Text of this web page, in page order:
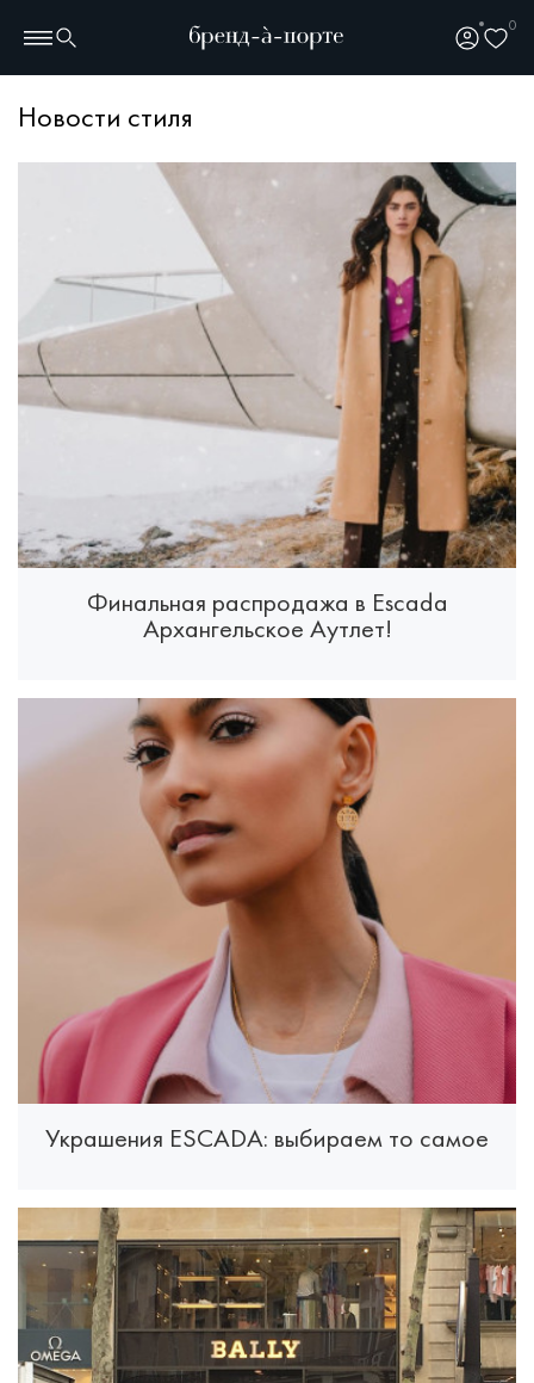
0
Новости стиля
Финальная распродажа в Escada
Архангельское Аутлет!
Украшения ESCADA: выбираем то самое